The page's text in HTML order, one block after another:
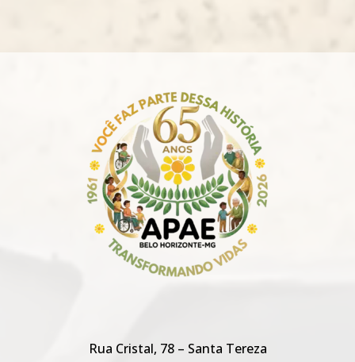
Rua Cristal, 78 – Santa Tereza